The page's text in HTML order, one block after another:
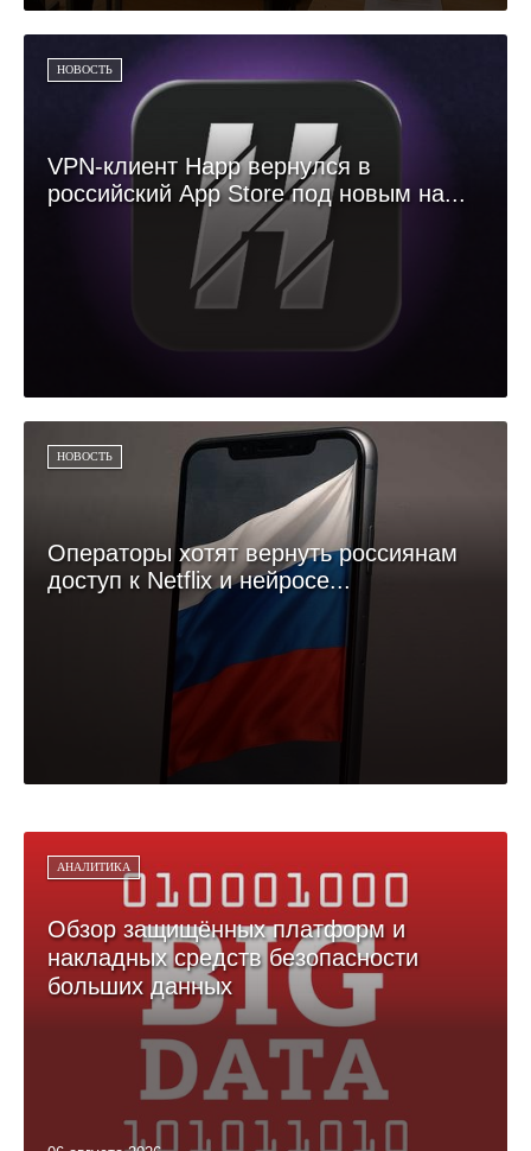
НОВОСТЬ
VPN-клиент Happ вернулся в
российский App Store под новым на...
НОВОСТЬ
Операторы хотят вернуть россиянам
доступ к Netflix и нейросе...
АНАЛИТИКА
Обзор защищённых платформ и
накладных средств безопасности
больших данных